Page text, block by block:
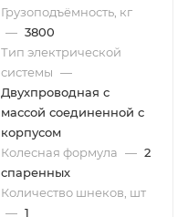
Грузоподъёмность, кг
— 3800
Тип электрической
системы —
Двухпроводная с
массой соединенной с
корпусом
Колесная формула — 2
спаренных
Количество шнеков, шт
— 1